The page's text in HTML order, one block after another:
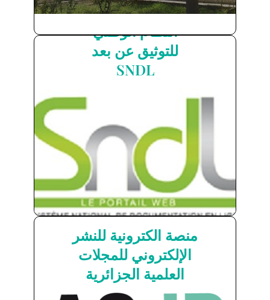
اضغط هنا
النظام الوطني
للتوثيق عن بعد
SNDL
النظام الوطني للتوثيق
عن بعد SNDL
اضغط هنا
منصة الكترونية للنشر
الإلكتروني للمجلات
العلمية الجزائرية
منصة المجلات العلمية
الجزائرية